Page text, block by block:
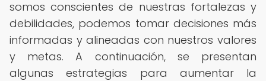
somos conscientes de nuestras fortalezas y
debilidades, podemos tomar decisiones más
informadas y alineadas con nuestros valores
y metas. A continuación, se presentan
algunas estrategias para aumentar la